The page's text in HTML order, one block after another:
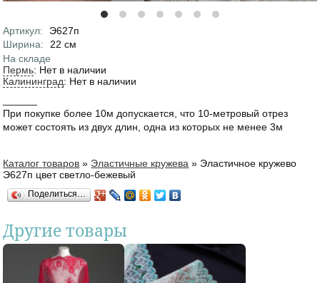
Артикул:
Э627п
Характеристики
Ширина: 22 см
На складе
Пермь: Нет в наличии
Калининград: Нет в наличии
При покупке более 10м допускается, что 10-метровый отрез
может состоять из двух длин, одна из которых не менее 3м
Вы здесь
Каталог товаров » Эластичные кружева » Эластичное кружево
Э627п цвет светло-бежевый
Поделиться…
Другие товары